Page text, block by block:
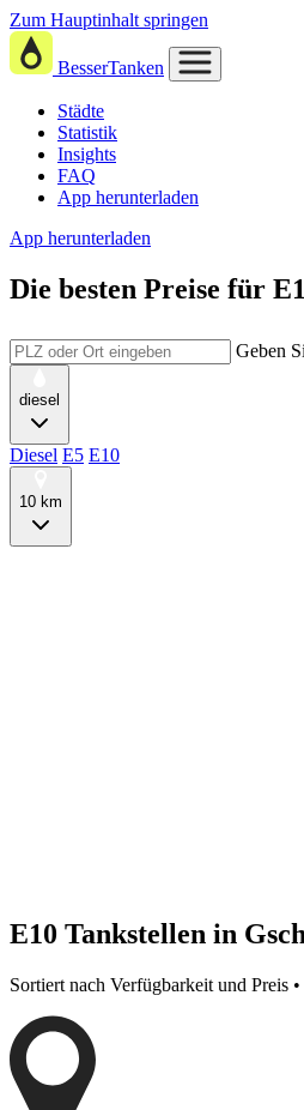
Zum Hauptinhalt springen
BesserTanken
Städte
Statistik
Insights
FAQ
App herunterladen
App herunterladen
Die besten Preise für
Geben
diesel
Diesel E5 E10
10 km
E10 Tankstellen in
Sortiert nach Verfügbarkeit und Preis